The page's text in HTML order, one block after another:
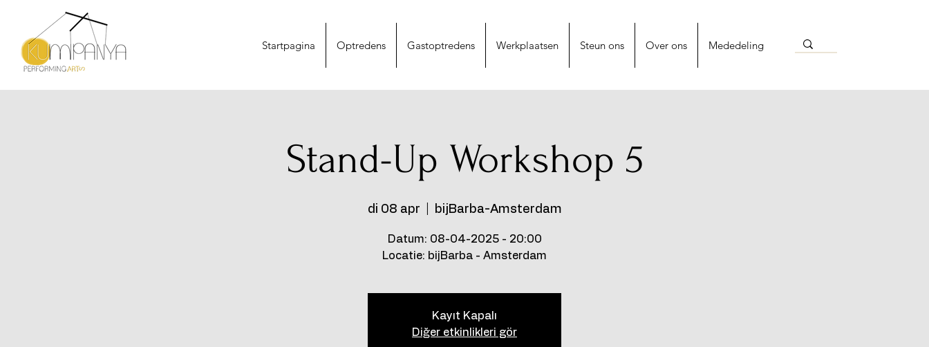
Startpagina Optredens Gastoptredens Werkplaatsen Steun ons Over ons Mededeling
Stand-Up Workshop 5
di 08 apr bijBarba-Amsterdam
Datum: 08-04-2025 - 20:00
Locatie: bijBarba - Amsterdam
Kayıt Kapalı
Diğer etkinlikleri gör